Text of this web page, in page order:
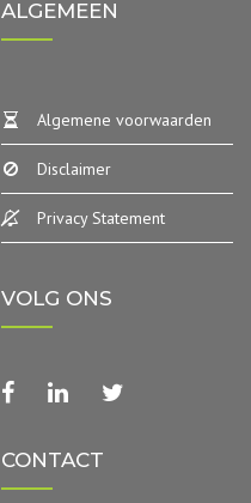
ALGEMEEN
Algemene voorwaarden
Disclaimer
Privacy Statement
VOLG ONS
facebook
linkedin
CONTACT